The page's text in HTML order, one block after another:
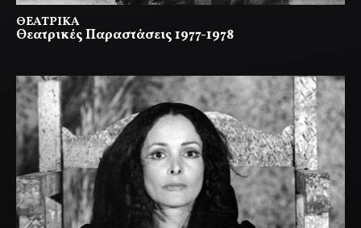
ΘΕΑΤΡΙΚΆ
Θεατρικές Παραστάσεις 1977-1978